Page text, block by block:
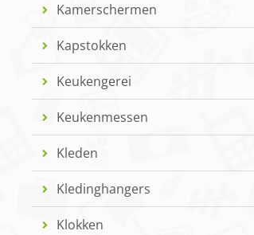
Kamerschermen
Kapstokken
Keukengerei
Keukenmessen
Kleden
Kledinghangers
Klokken